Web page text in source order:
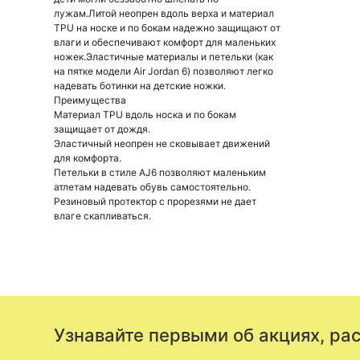
лужам.Литой неопрен вдоль верха и материал
TPU на носке и по бокам надежно защищают от
влаги и обеспечивают комфорт для маленьких
ножек.Эластичные материалы и петельки (как
на пятке модели Air Jordan 6) позволяют легко
надевать ботинки на детские ножки.
Преимущества
Материал TPU вдоль носка и по бокам
защищает от дождя.
Эластичный неопрен не сковывает движений
для комфорта.
Петельки в стиле AJ6 позволяют маленьким
атлетам надевать обувь самостоятельно.
Резиновый протектор с прорезями не дает
влаге скапливаться.
Узнавайте первыми об акциях,